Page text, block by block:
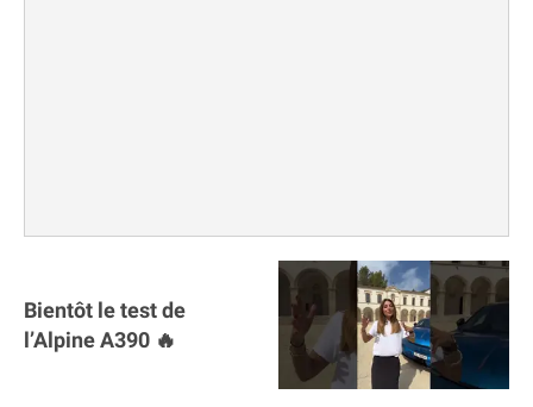
Bientôt le test de
l’Alpine A390 🔥